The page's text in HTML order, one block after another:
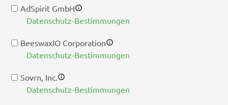
AdSpirit GmbH
Datenschutz-Bestimmungen
BeeswaxIO Corporation
Datenschutz-Bestimmungen
Sovrn, Inc.
Datenschutz-Bestimmungen